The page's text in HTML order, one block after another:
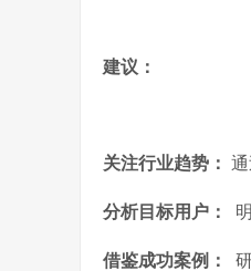
建议：
关注行业趋势：
分析目标用户：
借鉴成功案例：